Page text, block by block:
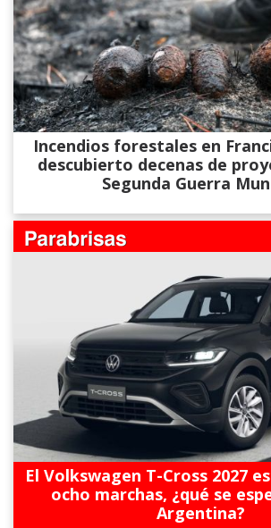
Incendios forestales en
descubierto decenas de
Segunda Guerra
El Volkswagen T-Cross 2027
ocho marchas, ¿qué se
Argentina?